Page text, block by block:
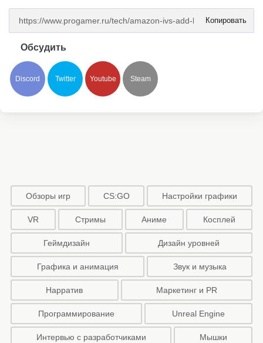
Копировать
Обсудить
Discord Twitter Youtube Steam
Обзоры игр CS:GO Настройки графики
VR Стримы Аниме Косплей
Геймдизайн Дизайн уровней
Графика и анимация Звук и музыка
Нарратив Маркетинг и PR
Программирование Unreal Engine
Интервью с разработчиками Мышки